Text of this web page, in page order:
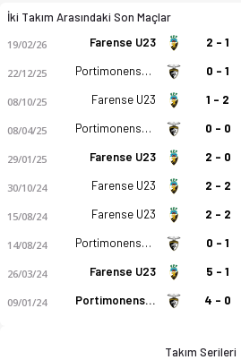
İki Takım Arasındaki Son Maçlar
19/02/26 Farense U23 2 - 1
22/12/25 Portimonense U23 0 - 1
08/10/25 Farense U23 1 - 2
08/04/25 Portimonense U23 0 - 0
29/01/25 Farense U23 2 - 0
30/10/24 Farense U23 2 - 2
15/08/24 Farense U23 2 - 2
14/08/24 Portimonense U23 0 - 1
26/03/24 Farense U23 5 - 1
09/01/24 Portimonense U23 4 - 0
Takım Serileri